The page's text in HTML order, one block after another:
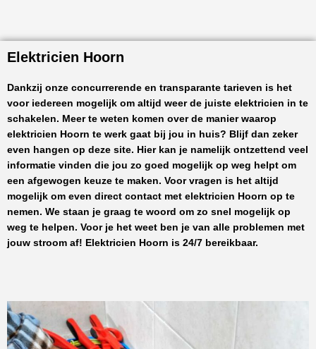
Elektricien Hoorn
Dankzij onze concurrerende en transparante tarieven is het
voor iedereen mogelijk om altijd weer de juiste elektricien in te
schakelen. Meer te weten komen over de manier waarop
elektricien Hoorn te werk gaat bij jou in huis? Blijf dan zeker
even hangen op deze site. Hier kan je namelijk ontzettend veel
informatie vinden die jou zo goed mogelijk op weg helpt om
een afgewogen keuze te maken. Voor vragen is het altijd
mogelijk om even direct contact met elektricien Hoorn op te
nemen. We staan je graag te woord om zo snel mogelijk op
weg te helpen. Voor je het weet ben je van alle problemen met
jouw stroom af! Elektricien Hoorn is 24/7 bereikbaar.